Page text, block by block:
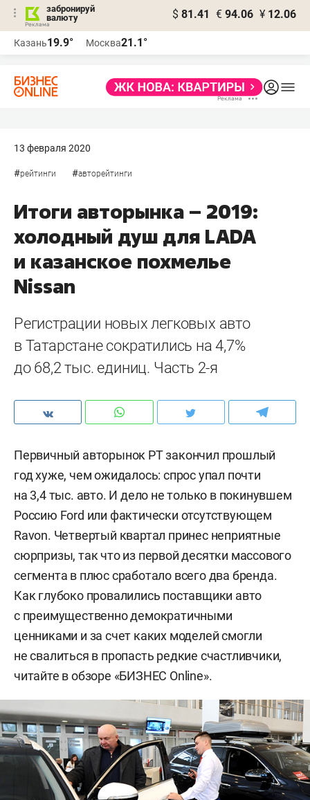
забронируй
валюту
$ 81.41 € 94.06 ¥ 12.06
Казань19.9° Москва21.1°
13 февраля 2020
#рейтинги #авторейтинги
Итоги авторынка – 2019:
холодный душ для LADA
и казанское похмелье
Nissan
Регистрации новых легковых авто
в Татарстане сократились на 4,7%
до 68,2 тыс. единиц. Часть 2-я
Первичный авторынок РТ закончил прошлый
год хуже, чем ожидалось: спрос упал почти
на 3,4 тыс. авто. И дело не только в покинувшем
Россию Ford или фактически отсутствующем
Ravon. Четвертый квартал принес неприятные
сюрпризы, так что из первой десятки массового
сегмента в плюс сработало всего два бренда.
Как глубоко провалились поставщики авто
с преимущественно демократичными
ценниками и за счет каких моделей смогли
не свалиться в пропасть редкие счастливчики,
читайте в обзоре «БИЗНЕС Online».